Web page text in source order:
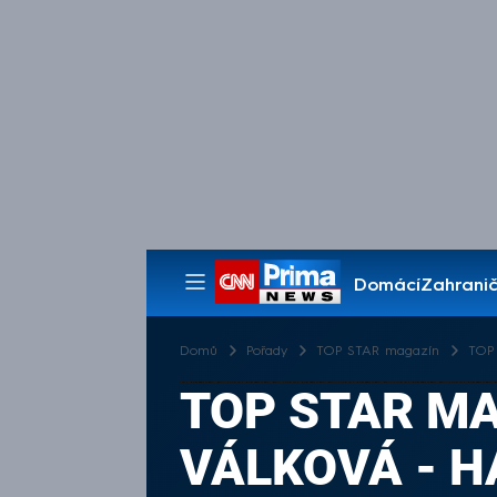
Domácí
Pořady
Domů Pořady TOP STAR magazín
TOP STAR
VÁLKOVÁ -